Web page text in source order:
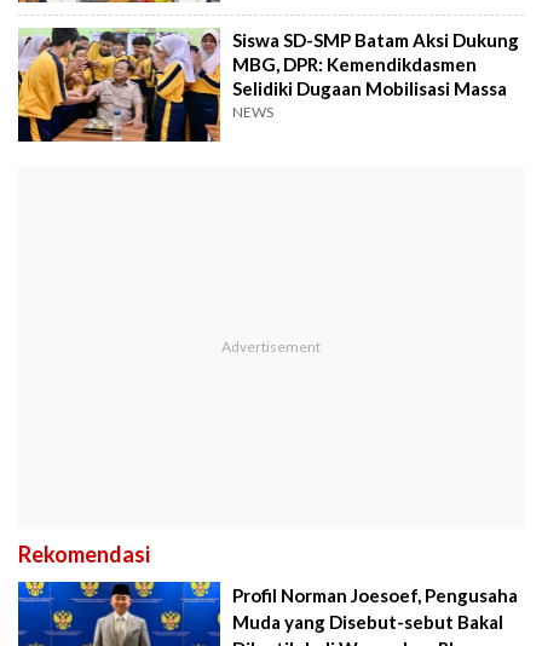
Siswa SD-SMP Batam Aksi Dukung
MBG, DPR: Kemendikdasmen
Selidiki Dugaan Mobilisasi Massa
NEWS
Rekomendasi
Profil Norman Joesoef, Pengusaha
Muda yang Disebut-sebut Bakal